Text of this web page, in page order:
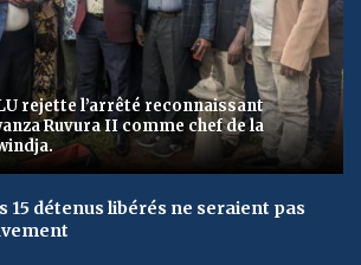
rejette l’arrêté reconnaissant
Ruvura II comme chef de la
15 détenus libérés ne seraient pas